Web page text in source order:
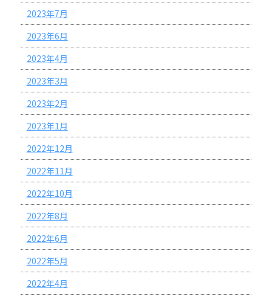
2023年7月
2023年6月
2023年4月
2023年3月
2023年2月
2023年1月
2022年12月
2022年11月
2022年10月
2022年8月
2022年6月
2022年5月
2022年4月